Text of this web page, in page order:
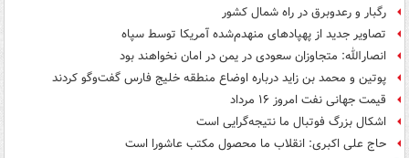
رگبار و رعدوبرق در راه شمال کشور
تصاویر جدید از پهپادهای منهدم‌شده آمریکا توسط سپاه
انصارالله: متجاوزان سعودی در یمن در امان نخواهند بود
پوتین و محمد بن زاید درباره اوضاع منطقه خلیج فارس گفت‌وگو کردند
قیمت جهانی نفت امروز ۱۶ مرداد
اشکال بزرگ فوتبال ما نتیجه‌گرایی است
حاج علی اکبری: انقلاب ما محصول مکتب عاشورا است